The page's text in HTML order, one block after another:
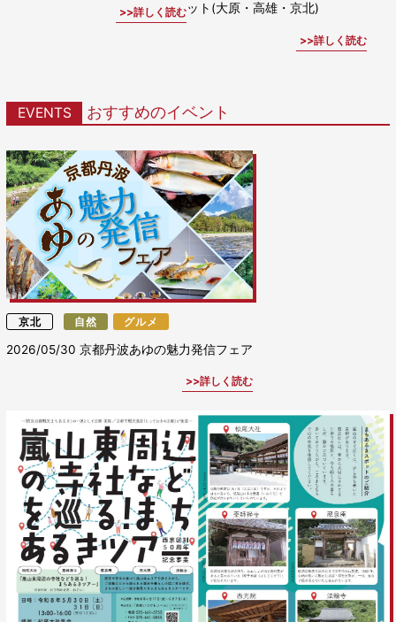
詳しく読むット(大原・高雄・京北)
詳しく読む
EVENTS おすすめのイベント
京北 自然 グルメ
2026/05/30京都丹波あゆの魅力発信フェア
詳しく読む